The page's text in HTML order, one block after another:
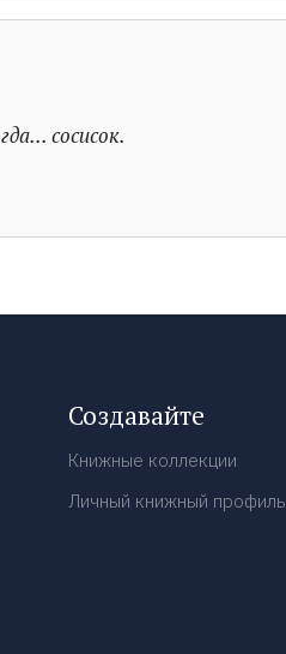
сосисок.
Создавайте
Книжные коллекции
Личный книжный профиль